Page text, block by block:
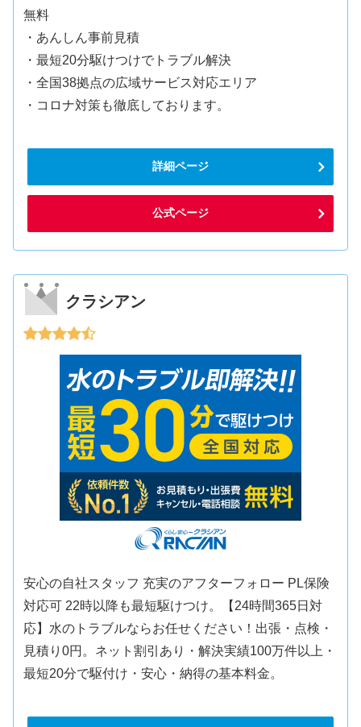
無料
・あんしん事前見積
・最短20分駆けつけでトラブル解決
・全国38拠点の広域サービス対応エリア
・コロナ対策も徹底しております。
詳細ページ
公式ページ
クラシアン
安心の自社スタッフ 充実のアフターフォロー PL保険
対応可 22時以降も最短駆けつけ。【24時間365日対
応】水のトラブルならお任せください！出張・点検・
見積り0円。ネット割引あり・解決実績100万件以上・
最短20分で駆付け・安心・納得の基本料金。